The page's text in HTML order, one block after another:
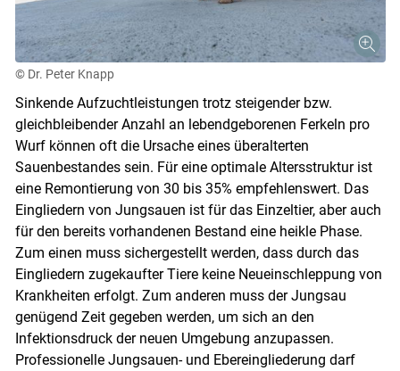
© Dr. Peter Knapp
Sinkende Aufzuchtleistungen trotz steigender bzw.
gleichbleibender Anzahl an lebendgeborenen Ferkeln pro
Wurf können oft die Ursache eines überalterten
Sauenbestandes sein. Für eine optimale Altersstruktur ist
eine Remontierung von 30 bis 35% empfehlenswert. Das
Eingliedern von Jungsauen ist für das Einzeltier, aber auch
für den bereits vorhandenen Bestand eine heikle Phase.
Zum einen muss sichergestellt werden, dass durch das
Eingliedern zugekaufter Tiere keine Neueinschleppung von
Krankheiten erfolgt. Zum anderen muss der Jungsau
genügend Zeit gegeben werden, um sich an den
Infektionsdruck der neuen Umgebung anzupassen.
Professionelle Jungsauen- und Ebereingliederung darf